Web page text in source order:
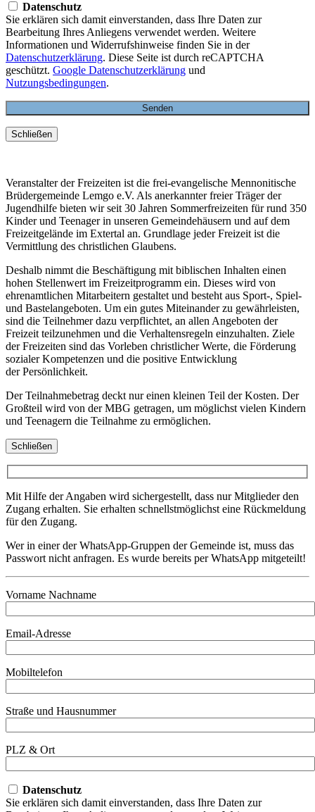
Datenschutz
Sie erklären sich damit einverstanden, dass Ihre Daten zur
Bearbeitung Ihres Anliegens verwendet werden. Weitere
Informationen und Widerrufshinweise finden Sie in der
Datenschutzerklärung. Diese Seite ist durch reCAPTCHA
geschützt. Google Datenschutzerklärung und
Nutzungsbedingungen.
Schließen
Veranstalter der Freizeiten ist die frei-evangelische Mennonitische
Brüdergemeinde Lemgo e.V. Als anerkannter freier Träger der
Jugendhilfe bieten wir seit 30 Jahren Sommerfreizeiten für rund 350
Kinder und Teenager in unseren Gemeindehäusern und auf dem
Freizeitgelände im Extertal an. Grundlage jeder Freizeit ist die
Vermittlung des christlichen Glaubens.
Deshalb nimmt die Beschäftigung mit biblischen Inhalten einen
hohen Stellenwert im Freizeitprogramm ein. Dieses wird von
ehrenamtlichen Mitarbeitern gestaltet und besteht aus Sport-, Spiel-
und Bastelangeboten. Um ein gutes Miteinander zu gewährleisten,
sind die Teilnehmer dazu verpflichtet, an allen Angeboten der
Freizeit teilzunehmen und die Verhaltensregeln einzuhalten. Ziele
der Freizeiten sind das Vorleben christlicher Werte, die Förderung
sozialer Kompetenzen und die positive Entwicklung
der Persönlichkeit.
Der Teilnahmebetrag deckt nur einen kleinen Teil der Kosten. Der
Großteil wird von der MBG getragen, um möglichst vielen Kindern
und Teenagern die Teilnahme zu ermöglichen.
Schließen
Mit Hilfe der Angaben wird sichergestellt, dass nur Mitglieder den
Zugang erhalten. Sie erhalten schnellstmöglichst eine Rückmeldung
für den Zugang.
Wer in einer der WhatsApp-Gruppen der Gemeinde ist, muss das
Passwort nicht anfragen. Es wurde bereits per WhatsApp mitgeteilt!
Vorname Nachname
Email-Adresse
Mobiltelefon
Straße und Hausnummer
PLZ & Ort
Datenschutz
Sie erklären sich damit einverstanden, dass Ihre Daten zur